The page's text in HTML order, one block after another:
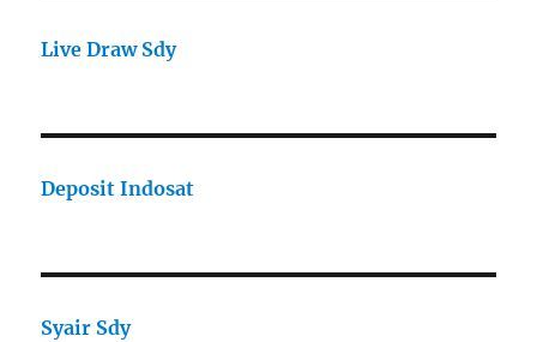
Live Draw Sdy
Deposit Indosat
Syair Sdy